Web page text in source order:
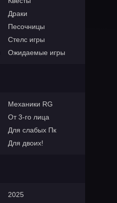
Драки
Песочницы
Стелс игры
Ожидаемые игры
Механики RG
От 3-го лица
Для слабых Пк
Для двоих!
2025